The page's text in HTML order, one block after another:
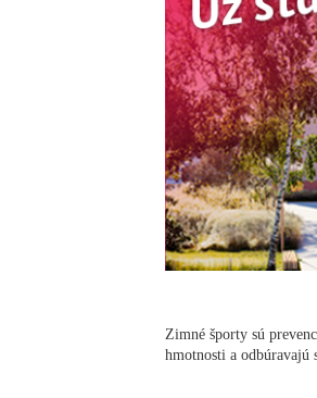
Zimné športy sú
hmotnosti a odbúravajú